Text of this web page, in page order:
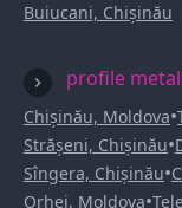
Buiucani, Chișinău
profile
Chișinău, Moldova•
Strășeni, Chișinău•
Sîngera, Chișinău•
Orhei, Moldova•